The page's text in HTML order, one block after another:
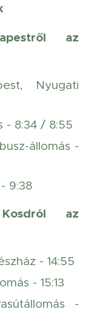
az
Nyugati
- 8:34 / 8:55
állomás -
9:38
az
- 14:55
- 15:13
-